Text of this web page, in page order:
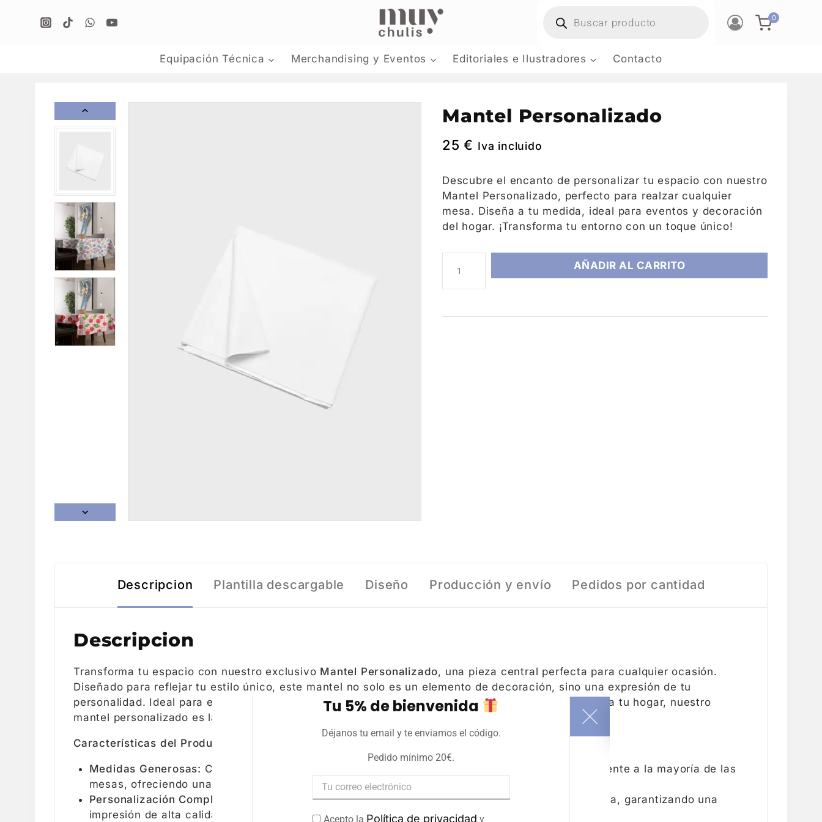
0
Equipación Técnica Merchandising y Eventos Editoriales e Ilustradores Contacto
Mantel Personalizado
25€ Iva incluido
Descubre el encanto de personalizar tu espacio con nuestro
Mantel Personalizado, perfecto para realzar cualquier
mesa. Diseña a tu medida, ideal para eventos y decoración
del hogar. ¡Transforma tu entorno con un toque único!
AÑADIR AL CARRITO
Descripcion Plantilla descargable Diseño Producción y envío Pedidos por cantidad
Descripcion
Transforma tu espacio con nuestro exclusivo Mantel Personalizado, una pieza central perfecta para cualquier ocasión.
Diseñado para reflejar tu estilo único, este mantel no solo es un elemento de decoración, sino una expresión de tu
personalidad. Ideal para eventos, reuniones familiares o simplemente para darle un toque especial a tu hogar, nuestro
mantel personalizado es la elección perfecta.
Características del Producto:
Medidas Generosas: Con dimensiones de 140cm x 240cm, nuestro mantel se adapta perfectamente a la mayoría de las
mesas, ofreciendo una cobertura completa y elegante.
Personalización Completa:
Tu diseño, tu elección. Envíanos tu diseño y lo plasmaremos en la tela, garantizando una
impresión de alta calidad que captura cada detalle.
Tu 5% de bienvenida
Déjanos tu email y te enviamos el código.
Pedido mínimo 20€.
Acepto la Política de privacidad y